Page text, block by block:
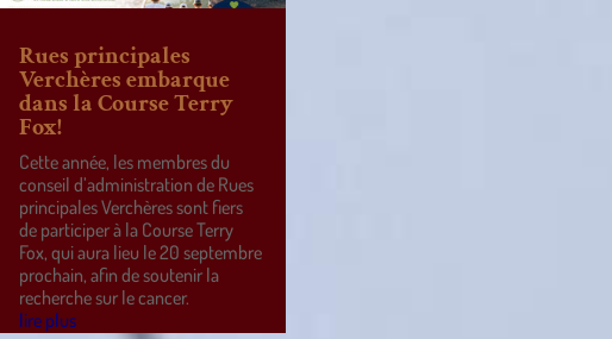
Rues principales
Verchères embarque
dans la Course Terry
Fox!
Cette année, les membres du
conseil d’administration de Rues
principales Verchères sont fiers
de participer à la Course Terry
Fox, qui aura lieu le 20 septembre
prochain, afin de soutenir la
recherche sur le cancer.
lire plus